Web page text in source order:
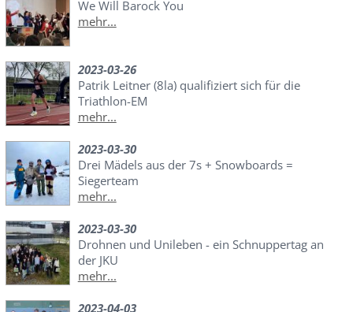
We Will Barock You
mehr...
2023-03-26
Patrik Leitner (8la) qualifiziert sich für die
Triathlon-EM
mehr...
2023-03-30
Drei Mädels aus der 7s + Snowboards =
Siegerteam
mehr...
2023-03-30
Drohnen und Unileben - ein Schnuppertag an
der JKU
mehr...
2023-04-03